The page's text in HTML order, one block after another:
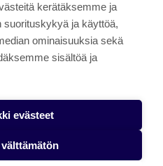
kerätäksemme ja
ja käyttöä,
ominaisuuksia sekä
sisältöä ja
evästeet